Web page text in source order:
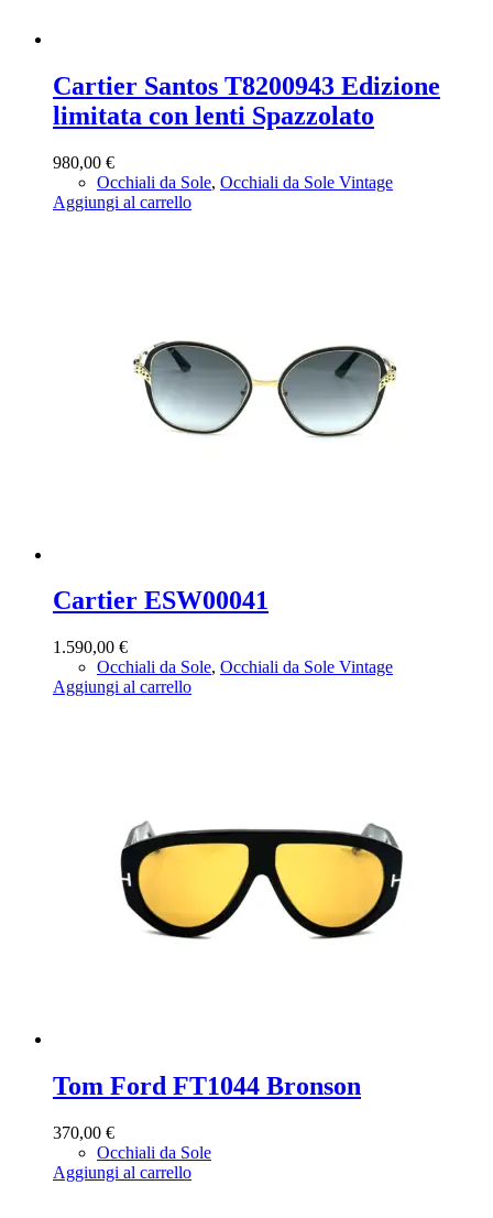
Cartier Santos T8200943 Edizione
limitata con lenti Spazzolato
980,00 €
Occhiali da Sole, Occhiali da Sole Vintage
Aggiungi al carrello
Cartier ESW00041
1.590,00 €
Occhiali da Sole, Occhiali da Sole Vintage
Aggiungi al carrello
Tom Ford FT1044 Bronson
370,00 €
Occhiali da Sole
Aggiungi al carrello